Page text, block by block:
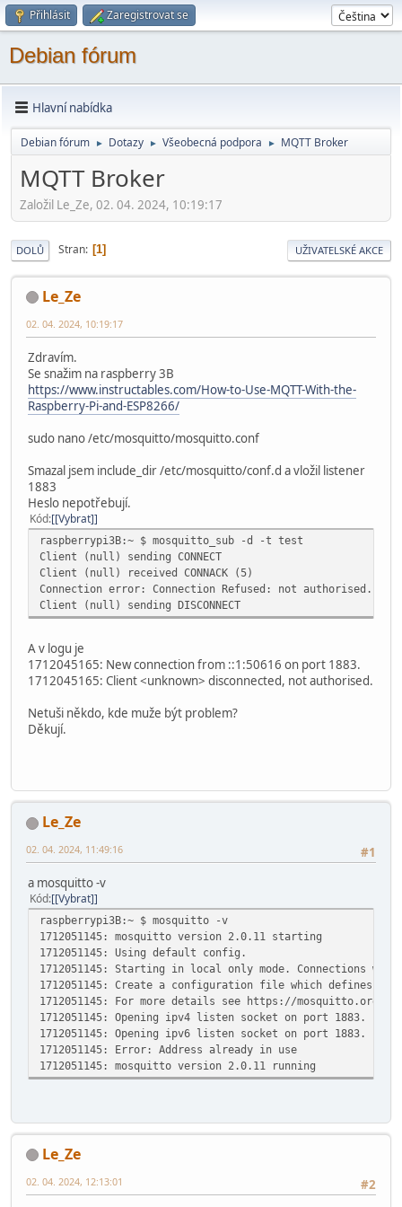
Přihlásit Zaregistrovat se
Debian fórum
Hlavní nabídka
Debian fórum ► Dotazy ► Všeobecná podpora ► MQTT Broker
MQTT Broker
Založil Le_Ze, 02. 04. 2024, 10:19:17
DOLŮ Stran 1 UŽIVATELSKÉ AKCE
Le_Ze
02. 04. 2024, 10:19:17
Zdravím.
Se snažim na raspberry 3B
https://www.instructables.com/How-to-Use-MQTT-With-the-
Raspberry-Pi-and-ESP8266/
sudo nano /etc/mosquitto/mosquitto.conf
Smazal jsem include_dir /etc/mosquitto/conf.d a vložil listener
1883
Heslo nepotřebují.
Kód [Vybrat]
raspberrypi3B:~ $ mosquitto_sub -d -t test
Client (null) sending CONNECT
Client (null) received CONNACK (5)
Connection error: Connection Refused: not authorised.
Client (null) sending DISCONNECT
A v logu je
1712045165: New connection from ::1:50616 on port 1883.
1712045165: Client <unknown> disconnected, not authorised.
Netuši někdo, kde muže být problem?
Děkují.
Le_Ze
#1
02. 04. 2024, 11:49:16
a mosquitto -v
Kód [Vybrat]
raspberrypi3B:~ $ mosquitto -v
1712051145: mosquitto version 2.0.11 starting
1712051145: Using default config.
1712051145: Starting in local only
1712051145: Create a
1712051145: For more details
1712051145: Opening ipv4 listen socket on port 1883.
1712051145: Opening ipv6 listen socket on port 1883.
1712051145: Error: Address already in use
1712051145: mosquitto version 2.0.11 running
Le_Ze
#2
02. 04. 2024, 12:13:01